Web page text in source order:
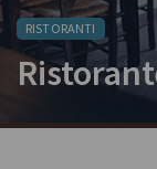
RISTORANTI